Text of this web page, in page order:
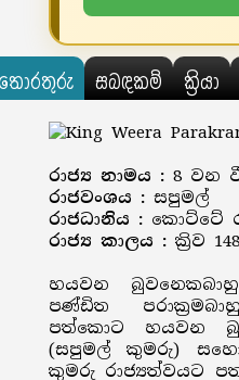
සබඳකම් ක්‍රියා
රාජ්‍ය නාමය : 8 වන
රාජවංශය : සපුමල්
රාජධානිය : කොට්ටේ
රාජ්‍ය කාලය : ක්‍රිව
හයවන
පණ්ඩිත
පත්කොට හයවන
(සපුමල් කුමරු)
කුමරු රාජ්‍යත්වයට